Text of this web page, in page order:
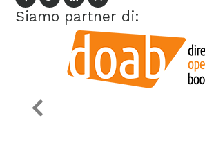
Siamo partner di: